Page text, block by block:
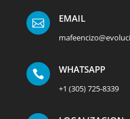
 EMAIL
 WHATSAPP
+1 (305) 725-8339